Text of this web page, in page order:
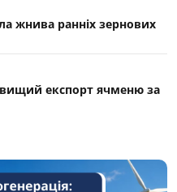
жнива ранніх зернових
експорт ячменю за